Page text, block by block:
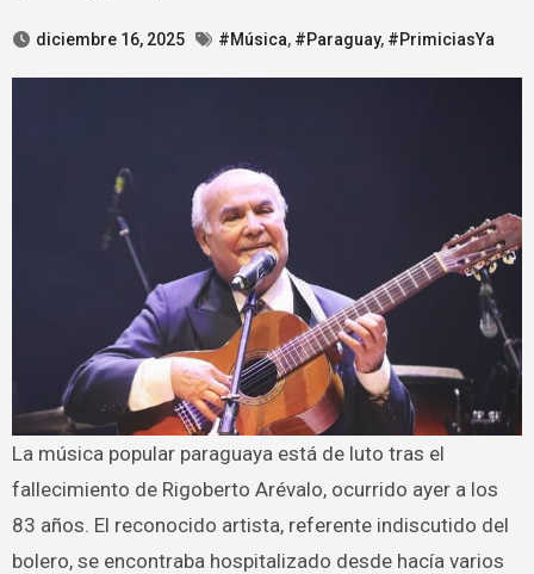
diciembre 16, 2025 #Música, #Paraguay, #PrimiciasYa
La música popular paraguaya está de luto tras el
fallecimiento de Rigoberto Arévalo, ocurrido ayer a los
83 años. El reconocido artista, referente indiscutido del
bolero, se encontraba hospitalizado desde hacía varios